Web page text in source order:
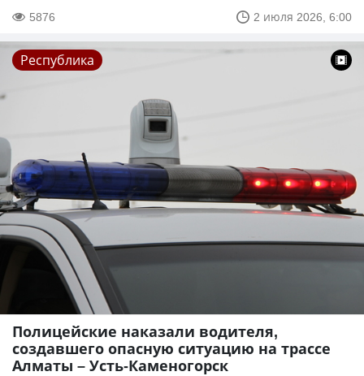
5876 2 июля 2026, 6:00
Республика
Полицейские наказали водителя,
создавшего опасную ситуацию на трассе
Алматы – Усть-Каменогорск